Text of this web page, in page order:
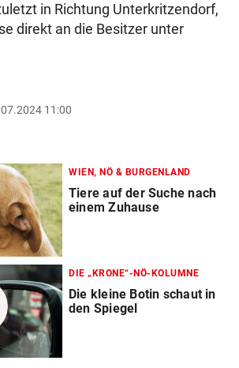
in Richtung Unterkritzendorf,
direkt an die Besitzer unter
11:00
WIEN, NÖ & BURGENLAND
Tiere auf der Suche nach
einem Zuhause
DIE „KRONE“-NÖ-KOLUMNE
Die kleine Botin schaut in
den Spiegel